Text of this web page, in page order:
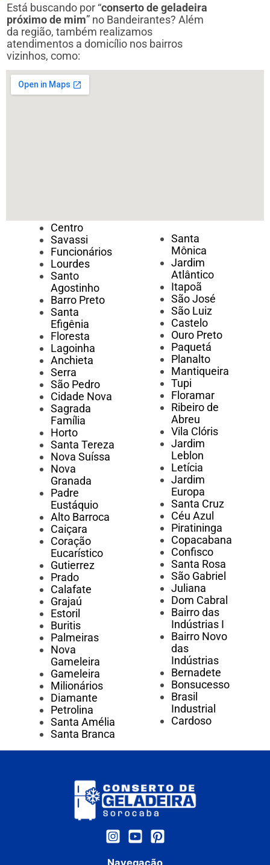
Está buscando por “conserto de geladeira
próximo de mim” no Bandeirantes? Além
da região, também realizamos
atendimentos a domicílio nos bairros
vizinhos, como:
Centro
Savassi
Funcionários
Lourdes
Santo
Agostinho
Barro Preto
Santa
Efigênia
Floresta
Lagoinha
Anchieta
Serra
São Pedro
Cidade Nova
Sagrada
Família
Horto
Santa Tereza
Nova Suíssa
Nova
Granada
Padre
Eustáquio
Alto Barroca
Caiçara
Coração
Eucarístico
Gutierrez
Prado
Calafate
Grajaú
Estoril
Buritis
Palmeiras
Nova
Gameleira
Gameleira
Milionários
Diamante
Petrolina
Santa Amélia
Santa Branca
Santa
Mônica
Jardim
Atlântico
Itapoã
São José
São Luiz
Castelo
Ouro Preto
Paquetá
Planalto
Mantiqueira
Tupi
Floramar
Ribeiro de
Abreu
Vila Clóris
Jardim
Leblon
Letícia
Jardim
Europa
Santa Cruz
Céu Azul
Piratininga
Copacabana
Confisco
Santa Rosa
São Gabriel
Juliana
Dom Cabral
Bairro das
Indústrias I
Bairro Novo
das
Indústrias
Bernadete
Bonsucesso
Brasil
Industrial
Cardoso
Navegação